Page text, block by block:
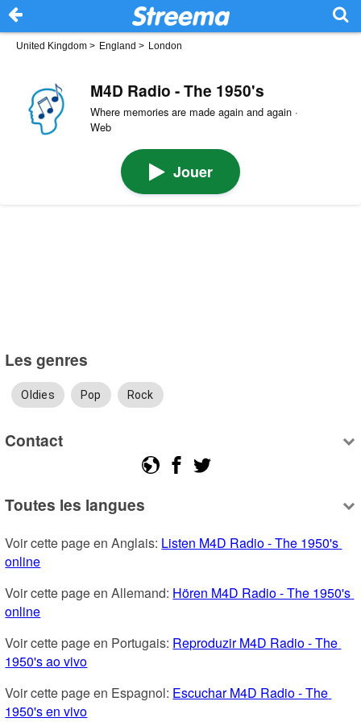
United Kingdom > England > London
M4D Radio - The 1950's
Where memories are made again and again ·
Web
Jouer
Les genres
Oldies Pop Rock
Contact
Toutes les langues
Voir cette page en Anglais: Listen M4D Radio - The 1950's
online
Voir cette page en Allemand: Hören M4D Radio - The 1950's
online
Voir cette page en Portugais: Reproduzir M4D Radio - The
1950's ao vivo
Voir cette page en Espagnol: Escuchar M4D Radio - The
1950's en vivo